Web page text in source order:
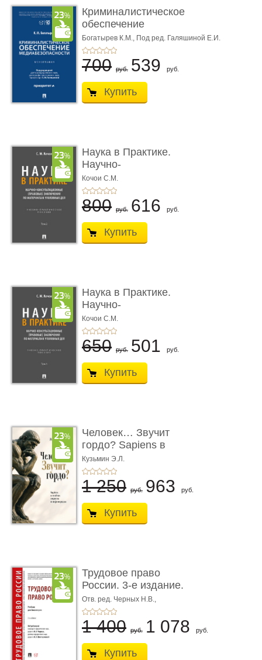
Криминалистическое
обеспечение
медиабезопас� ...
Богатырев К.М., Под ред. Галяшиной Е.И.
700 руб. 539 руб.
Купить
Наука в Практике.
Научно-
консультационные (пра
...
Кочои С.М.
800 руб. 616 руб.
Купить
Наука в Практике.
Научно-
консультационные (пра
...
Кочои С.М.
650 руб. 501 руб.
Купить
Человек… Звучит
гордо? Sapiens в
тенётах социума � ...
Кузьмин Э.Л.
1 250 руб. 963 руб.
Купить
Трудовое право
России. 3-е издание.
Учебник для ...
Отв. ред. Черных Н.В.,
Шестерякова И.В.
1 400 руб. 1 078 руб.
Купить